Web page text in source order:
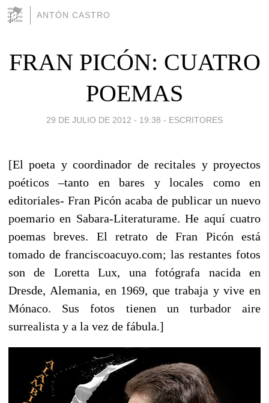
ANTÓN CASTRO
FRAN PICÓN: CUATRO
POEMAS
29 DE JULIO DE 2012 - 19:38 - ESCRITORES
[El poeta y coordinador de recitales y proyectos
poéticos –tanto en bares y locales como en
editoriales- Fran Picón acaba de publicar un nuevo
poemario en Sabara-Literaturame. He aquí cuatro
poemas breves. El retrato de Fran Picón está
tomado de franciscoacuyo.com; las restantes fotos
son de Loretta Lux, una fotógrafa nacida en
Dresde, Alemania, en 1969, que trabaja y vive en
Mónaco. Sus fotos tienen un turbador aire
surrealista y a la vez de fábula.]